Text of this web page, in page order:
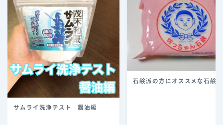
サムライ洗浄テスト 醤油編
石鹸派の方にオススメな石鹸